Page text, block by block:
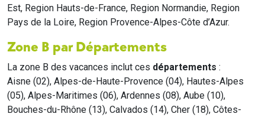
Est, Region Hauts-de-France, Region Normandie, Region
Pays de la Loire, Region Provence-Alpes-Côte d’Azur.
Zone B par Départements
La zone B des vacances inclut ces départements :
Aisne (02), Alpes-de-Haute-Provence (04), Hautes-Alpes
(05), Alpes-Maritimes (06), Ardennes (08), Aube (10),
Bouches-du-Rhône (13), Calvados (14), Cher (18), Côtes-